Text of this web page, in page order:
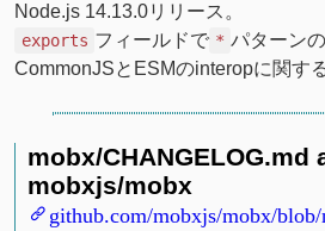
Node.js 14.13.0リリース。
exports フィールドで * パターン
CommonJSとESMのinteropに関す
mobx/CHANGELOG.md
mobxjs/mobx
github.com/mobxjs/mobx/